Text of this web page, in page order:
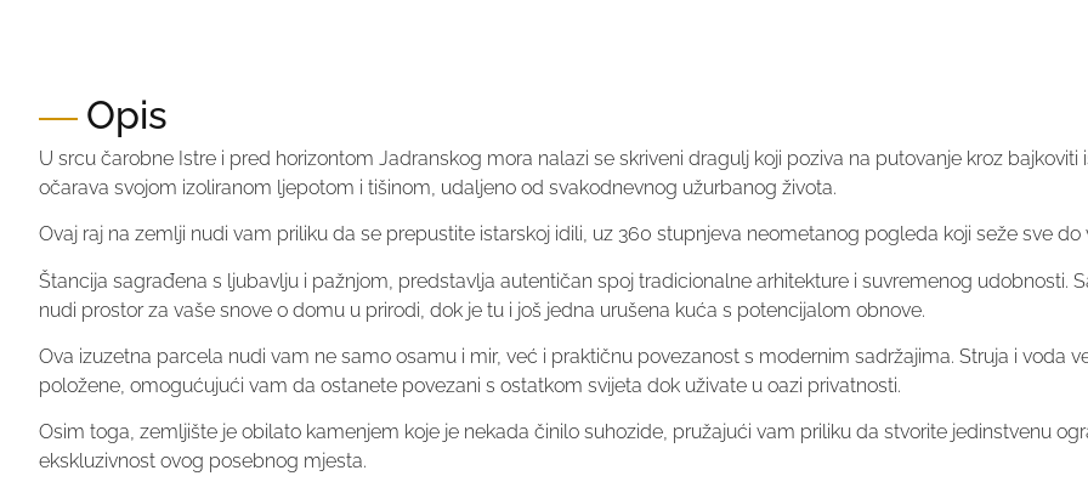
Opis
U srcu čarobne Istre i pred horizontom Jadranskog mora nalazi se skriveni dragulj koji poziva na putovanje kroz
očarava svojom izoliranom ljepotom i tišinom, udaljeno od svakodnevnog užurbanog života.
Ovaj raj na zemlji nudi vam priliku da se prepustite istarskoj idili, uz 360 stupnjeva neometanog pogleda koji seže sve do
Štancija sagrađena s ljubavlju i pažnjom, predstavlja autentičan spoj tradicionalne arhitekture i suvremenog udobnosti.
nudi prostor za vaše snove o domu u prirodi, dok je tu i još jedna urušena kuća s potencijalom obnove.
Ova izuzetna parcela nudi vam ne samo osamu i mir, već i praktičnu povezanost s modernim sadržajima. Struja i voda
položene, omogućujući vam da ostanete povezani s ostatkom svijeta dok uživate u oazi privatnosti.
Osim toga, zemljište je obilato kamenjem koje je nekada činilo suhozide, pružajući vam priliku da stvorite jedinstvenu
ekskluzivnost ovog posebnog mjesta.